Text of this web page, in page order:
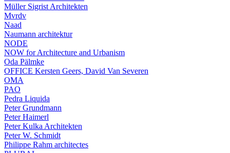
Müller Sigrist Architekten
Mvrdv
Naad
Naumann architektur
NODE
NOW for Architecture and Urbanism
Oda Pälmke
OFFICE Kersten Geers, David Van Severen
OMA
PAO
Pedra Liquida
Peter Grundmann
Peter Haimerl
Peter Kulka Architekten
Peter W. Schmidt
Philippe Rahm architectes